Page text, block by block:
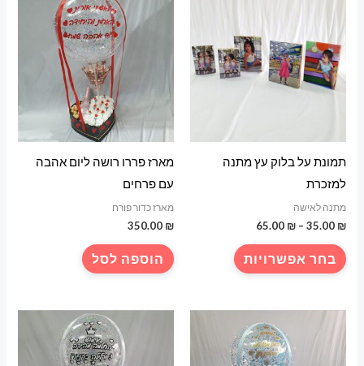
תמונת על בלוק עץ מתנה
למזכרת
מתנה לאישה
35.00 ₪
–
65.00 ₪
עד
בחר אפשרויות
מספר
ניתן
מארז פררו רושה ליום אהבה
עם פרחים
מארז כדור פורח
350.00 ₪
הוספה לסל